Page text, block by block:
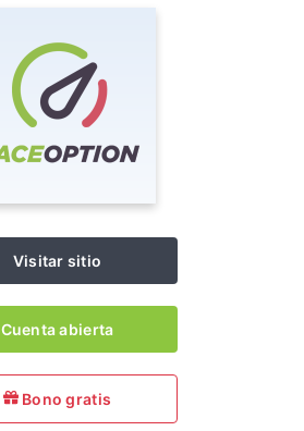
Visitar sitio
Cuenta abierta
Bono gratis